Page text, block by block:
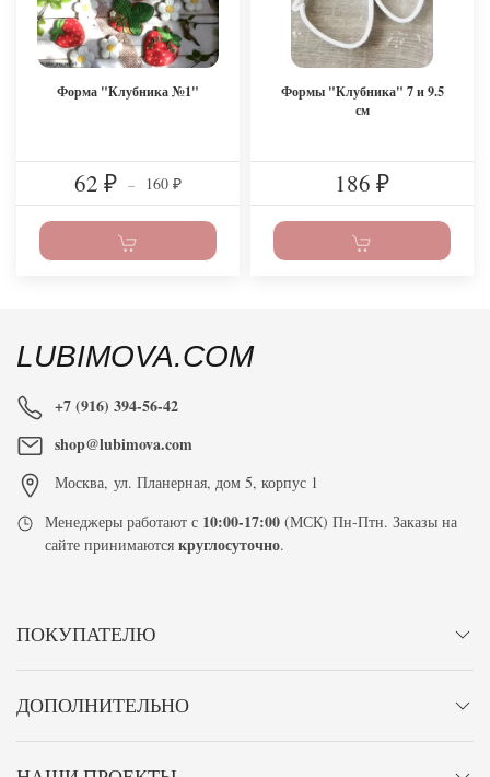
Форма "Клубника №1"
62 ₽ – 160 ₽
Формы "Клубника" 7 и 9.5
см
186 ₽
LUBIMOVA.COM
+7 (916) 394-56-42
shop@lubimova.com
Москва, ул. Планерная, дом 5, корпус 1
Менеджеры работают с 10:00-17:00 (МСК) Пн-Птн. Заказы на
сайте принимаютсякруглосуточно.
ПОКУПАТЕЛЮ
ДОПОЛНИТЕЛЬНО